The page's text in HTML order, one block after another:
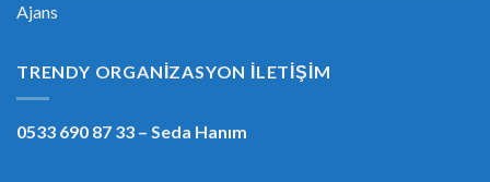
Ajans
TRENDY ORGANIZASYON İLETIŞIM
0533 690 87 33 – Seda Hanım